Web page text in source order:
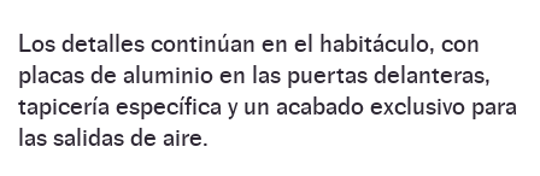
Los detalles continúan en el habitáculo, con
placas de aluminio en las puertas delanteras,
tapicería específica y un acabado exclusivo para
las salidas de aire.